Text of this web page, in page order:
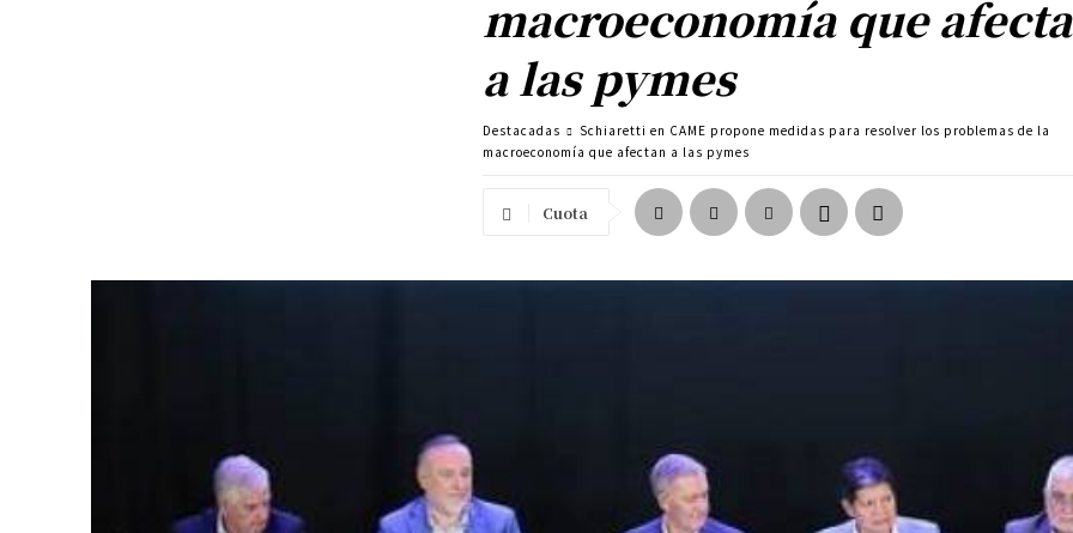
macroeconomía que
a las pymes
Destacadas
Schiaretti en CAME propone medidas para resolver los problemas de la
macroeconomía que afectan a las pymes
Cuota